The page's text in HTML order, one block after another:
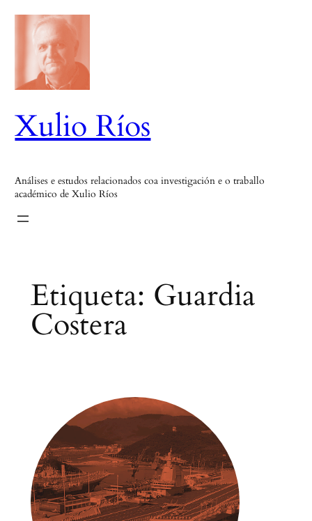
Saltar
contido
Xulio Ríos
Análises e estudos relacionados coa investigación e o traballo
académico de Xulio Ríos
Etiqueta: Guardia
Costera